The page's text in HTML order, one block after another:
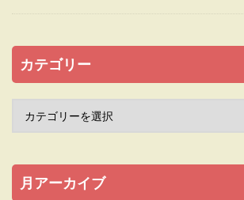
カテゴリー
月アーカイブ